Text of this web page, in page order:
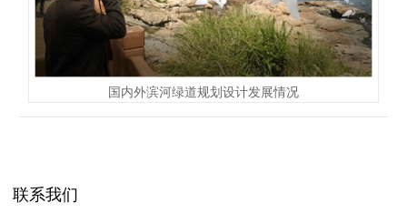
国内外滨河绿道规划设计发展情况
联系我们